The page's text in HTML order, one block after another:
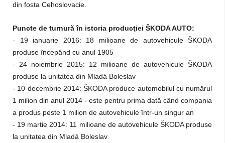
din fosta Cehoslovacie.
Puncte de turnură în istoria producţiei ŠKODA AUTO:
- 19 ianuarie 2016: 18 milioane de autovehicule ŠKODA
produse începând cu anul 1905
- 24 noiembrie 2015: 12 milioane de autovehicule ŠKODA
produse la unitatea din Mladá Boleslav
- 10 decembrie 2014: ŠKODA produce automobilul cu numărul
1 milion din anul 2014 - este pentru prima dată când compania
a produs peste 1 milion de autovehicule într-un singur an
- 19 martie 2014: 11 milioane de autovehicule ŠKODA produse
la unitatea din Mladá Boleslav